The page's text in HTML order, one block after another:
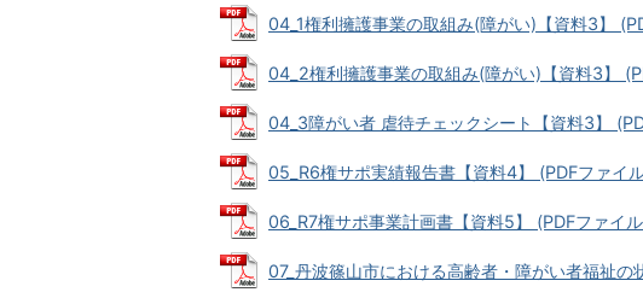
04_1権利擁護事業の取組み(障がい)【資料3】
04_2権利擁護事業の取組み(障がい)【資料3】
04_3障がい者 虐待チェックシート【資料3】
05_R6権サポ実績報告書【資料4】 (PDFファイ
06_R7権サポ事業計画書【資料5】 (PDFファイ
07_丹波篠山市における高齢者・障がい者福祉